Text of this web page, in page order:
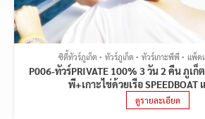
ซิตี้ทัวร์ภูเก็ต ทัวร์ภูเก็ต ทัวร์เกาะพีพี แพ็ค
P006-ทัวร์PRIVATE 100% 3 วัน 2 คืน ภูเ
พี+เกาะไข่ด้วยเรือ
ดูรายละเอียด